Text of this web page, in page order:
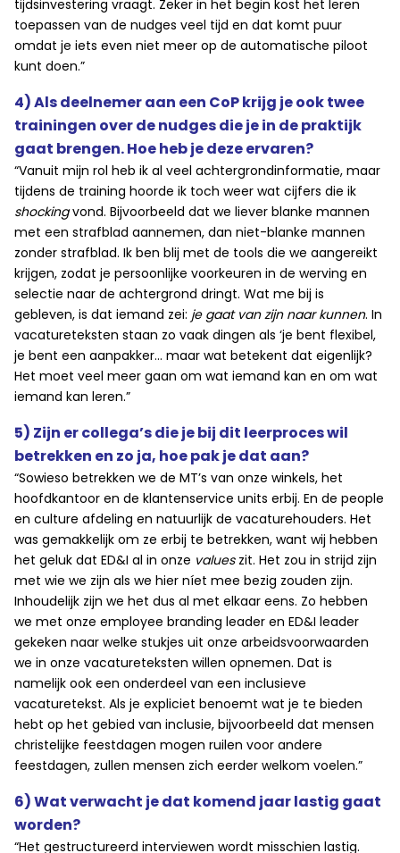
tijdsinvestering vraagt. Zeker in het begin kost het leren
toepassen van de nudges veel tijd en dat komt puur
omdat je iets even niet meer op de automatische piloot
kunt doen.”
4) Als deelnemer aan een CoP krijg je ook twee
trainingen over de nudges die je in de praktijk
gaat brengen. Hoe heb je deze ervaren?
“Vanuit mijn rol heb ik al veel achtergrondinformatie, maar
tijdens de training hoorde ik toch weer wat cijfers die ik
shockingvond. Bijvoorbeeld dat we liever blanke mannen
met een strafblad aannemen, dan niet-blanke mannen
zonder strafblad. Ik ben blij met de tools die we aangereikt
krijgen, zodat je persoonlijke voorkeuren in de werving en
selectie naar de achtergrond dringt. Wat me bij is
gebleven, is dat iemand zei: je gaat van zijn naar kunnen. In
vacatureteksten staan zo vaak dingen als ‘je bent flexibel,
je bent een aanpakker… maar wat betekent dat eigenlijk?
Het moet veel meer gaan om wat iemand kan en om wat
iemand kan leren.”
5) Zijn er collega’s die je bij dit leerproces wil
betrekken en zo ja, hoe pak je dat aan?
“Sowieso betrekken we de MT’s van onze winkels, het
hoofdkantoor en de klantenservice units erbij. En de people
en culture afdeling en natuurlijk de vacaturehouders. Het
was gemakkelijk om ze erbij te betrekken, want wij hebben
het geluk dat ED&I al in onze values zit. Het zou in strijd zijn
met wie we zijn als we hier níet mee bezig zouden zijn.
Inhoudelijk zijn we het dus al met elkaar eens. Zo hebben
we met onze employee branding leader en ED&I leader
gekeken naar welke stukjes uit onze arbeidsvoorwaarden
we in onze vacatureteksten willen opnemen. Dat is
namelijk ook een onderdeel van een inclusieve
vacaturetekst. Als je expliciet benoemt wat je te bieden
hebt op het gebied van inclusie, bijvoorbeeld dat mensen
christelijke feestdagen mogen ruilen voor andere
feestdagen, zullen mensen zich eerder welkom voelen.”
6) Wat verwacht je dat komend jaar lastig gaat
worden?
“Het gestructureerd interviewen wordt misschien lastig.